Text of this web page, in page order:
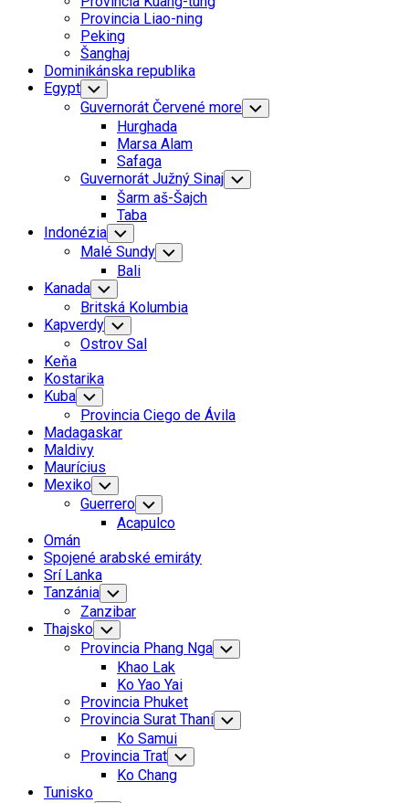
Provincia Liao-ning
Peking
Šanghaj
Dominikánska republika
Egypt Toggle
Child
Menu
Guvernorát Červené more Toggle
Child
Hurghada
Marsa Alam
Safaga
Guvernorát Južný Sinaj Toggle
Child
Šarm aš-Šajch
Taba
Indonézia Toggle
Child
Menu
Malé Sundy Toggle
Child
Bali
Kanada Toggle
Child
Menu
Britská Kolumbia
Kapverdy Toggle
Child
Menu
Ostrov Sal
Keňa
Kostarika
Kuba Toggle
Child
Menu
Provincia Ciego de Ávila
Madagaskar
Maldivy
Maurícius
Mexiko Toggle
Child
Menu
Guerrero Toggle
Child
Menu
Acapulco
Omán
Spojené arabské emiráty
Srí Lanka
Tanzánia Toggle
Child
Menu
Zanzibar
Thajsko Toggle
Child
Menu
Provincia Phang Nga Toggle
Child
Khao Lak
Ko Yao Yai
Provincia Phuket
Provincia Surat Thani Toggle
Child
Ko Samui
Provincia Trat Toggle
Child
Menu
Ko Chang
Tunisko